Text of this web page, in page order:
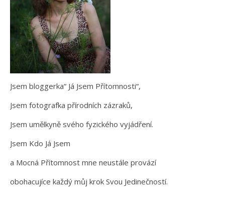
Jsem bloggerka“ Já Jsem Přítomnosti“,
Jsem fotografka přírodních zázraků,
Jsem umělkyně svého fyzického vyjádření.
Jsem Kdo Já Jsem
a Mocná Přítomnost mne neustále provází
obohacujíce každý můj krok Svou Jedinečností.